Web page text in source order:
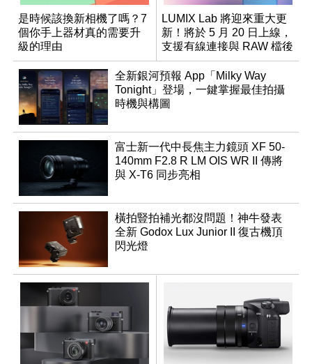
是時候該換新相機了嗎？7
個你手上器材真的需要升
級的理由
LUMIX Lab 將迎來重大更
新！將於 5 月 20 日上線，
支援有線連接與 RAW 檔後
製
全新銀河預報 App「Milky Way
Tonight」登場，一鍵掌握最佳拍攝
時機與構圖
富士新一代中長焦主力鏡頭 XF 50-
140mm F2.8 R LM OIS WR II 傳將
與 X-T6 同步亮相
橫拍豎拍補光都沒問題！神牛發表
全新 Godox Lux Junior II 復古機頂
閃光燈